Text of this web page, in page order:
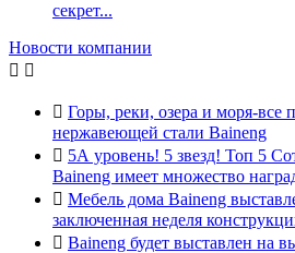
секрет...
Новости компании
 
 Горы, реки, озера и моря-все
нержавеющей стали Baineng
 5А уровень! 5 звезд! Топ 5
Baineng имеет множество
 Мебель дома Baineng
заключенная неделя
 Baineng будет выставлен на